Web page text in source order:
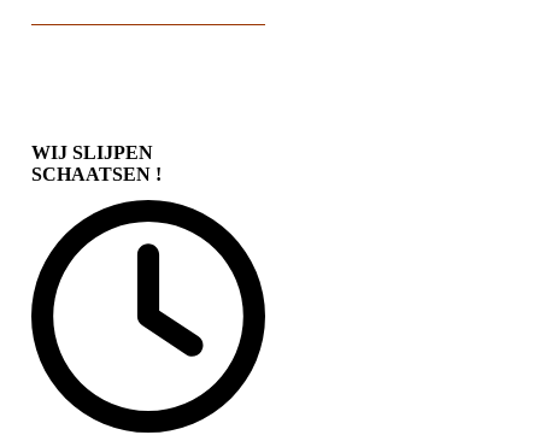
WIJ SLIJPEN
SCHAATSEN !